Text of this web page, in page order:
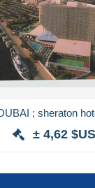
; sheraton
± 4,62 $US